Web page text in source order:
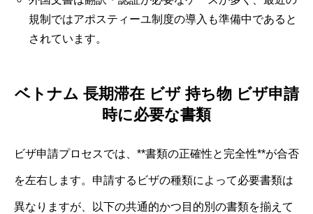
規制ではアポスティーユ制度の導入も準備中であると
されています。
ベトナム 長期滞在 ビザ 持ち物 ビザ申請
時に必要な書類
ビザ申請プロセスでは、**書類の正確性と完全性**が合否
を左右します。申請するビザの種類によって必要書類は
異なりますが、以下の共通的かつ目的別の書類を揃えて